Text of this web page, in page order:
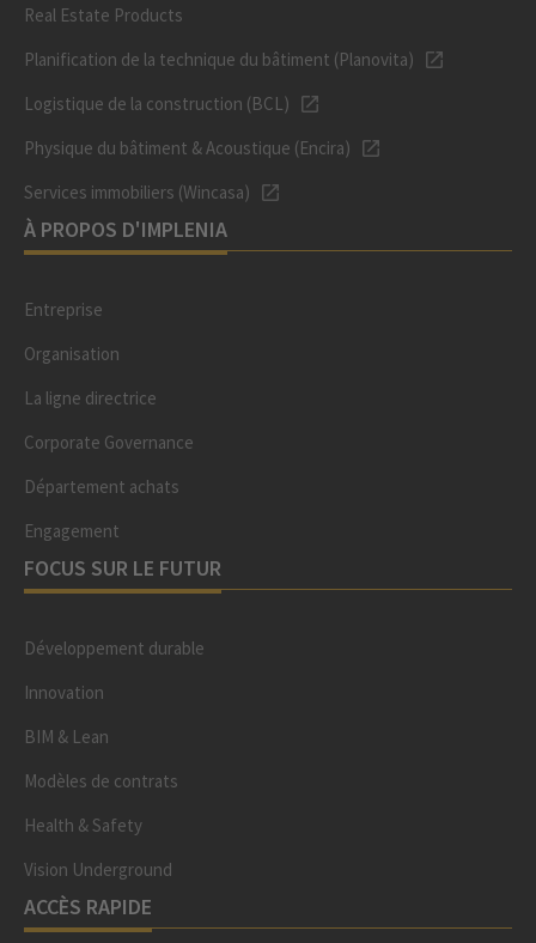
Real Estate Products
Planification de la technique du bâtiment (Planovita)
Logistique de la construction (BCL)
Physique du bâtiment & Acoustique (Encira)
Services immobiliers (Wincasa)
À PROPOS D'IMPLENIA
Entreprise
Organisation
La ligne directrice
Corporate Governance
Département achats
Engagement
FOCUS SUR LE FUTUR
Développement durable
Innovation
BIM & Lean
Modèles de contrats
Health & Safety
Vision Underground
ACCÈS RAPIDE